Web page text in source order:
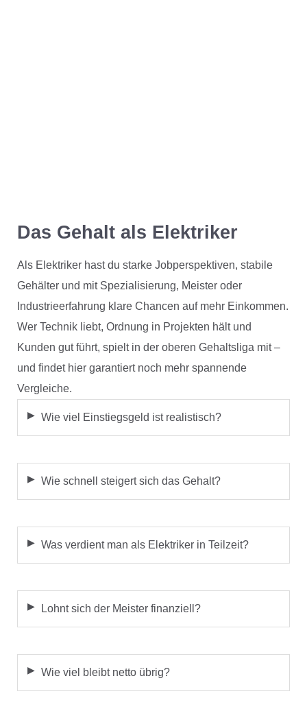
Das Gehalt als Elektriker
Als Elektriker hast du starke Jobperspektiven, stabile
Gehälter und mit Spezialisierung, Meister oder
Industrieerfahrung klare Chancen auf mehr Einkommen.
Wer Technik liebt, Ordnung in Projekten hält und
Kunden gut führt, spielt in der oberen Gehaltsliga mit –
und findet hier garantiert noch mehr spannende
Vergleiche.
Wie viel Einstiegsgeld ist realistisch?
Wie schnell steigert sich das Gehalt?
Was verdient man als Elektriker in Teilzeit?
Lohnt sich der Meister finanziell?
Wie viel bleibt netto übrig?